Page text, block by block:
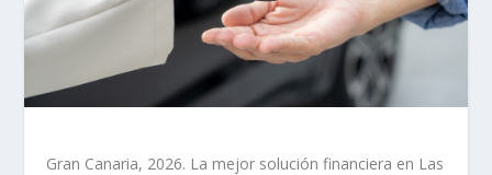
Gran Canaria, 2026. La mejor solución financiera en Las